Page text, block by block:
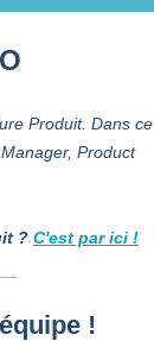
Produit. Dans ce
Product
? C'est par ici !
!